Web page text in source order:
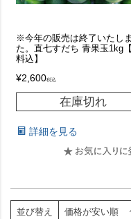
※今年の販売は終了いたし
た。直七すだち 青果玉1kg
料込】
¥2,600税込
在庫切れ
詳細を見る
並び替え 価格が安い順